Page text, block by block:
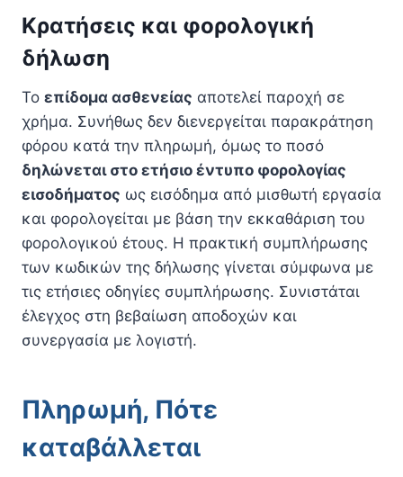
Κρατήσεις και φορολογική
δήλωση
Το επίδομα ασθενείας αποτελεί παροχή σε
χρήμα. Συνήθως δεν διενεργείται παρακράτηση
φόρου κατά την πληρωμή, όμως το ποσό
δηλώνεται στο ετήσιο έντυπο φορολογίας
εισοδήματος ως εισόδημα από μισθωτή εργασία
και φορολογείται με βάση την εκκαθάριση του
φορολογικού έτους. Η πρακτική συμπλήρωσης
των κωδικών της δήλωσης γίνεται σύμφωνα με
τις ετήσιες οδηγίες συμπλήρωσης. Συνιστάται
έλεγχος στη βεβαίωση αποδοχών και
συνεργασία με λογιστή.
Πληρωμή, Πότε
καταβάλλεται